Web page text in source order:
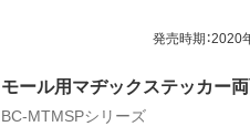
発売時期：2020
モール用マヂックステッカー両
BC-MTMSPシリーズ